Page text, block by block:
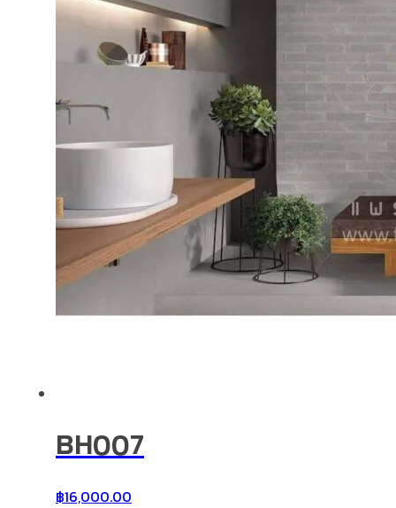
BH007
฿16,000.00